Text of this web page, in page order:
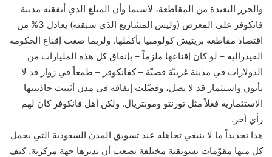
والجزر البعيدة من المقاطعة، لاسيما وأن المبلغ الذي أنفقته مدينة
فانكوفر على المعرض (وليس المشاريع الذي سبقته) يعادل 3% من
اقتصاد مقاطعة بريتيش كولومبيا بأكملها. ولربما صعب إقناع الحكومة
الفيدرالية – لو كان إقناعها ملزماً – بإنفاق كل هذه المليارات من
الدولارات في مدينة غربيّة قصيّة – كفانكوفر – طمعاً في زوار قد لا
يأتون واستثمار قد لا يصل، وفضّلت إنفاقه في مدن أثبتت جاذبيتها
الاستثمارية فعلاً مثل تورنتو ومونتريال. ولكن أهل فانكوفر كان لهم
رأي آخر.
هذا تحديداً ما لا ينبغي تجاهله عند تسويق المدن السعودية التي يحمل
كل منها مقوّمات تسويقية مختلفة يصعب أن تديرها جهة مركزية. كيف